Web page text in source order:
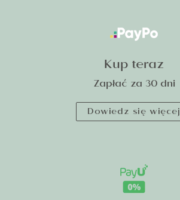
Kup teraz
Zapłać za 30 dni
Dowiedz się więcej